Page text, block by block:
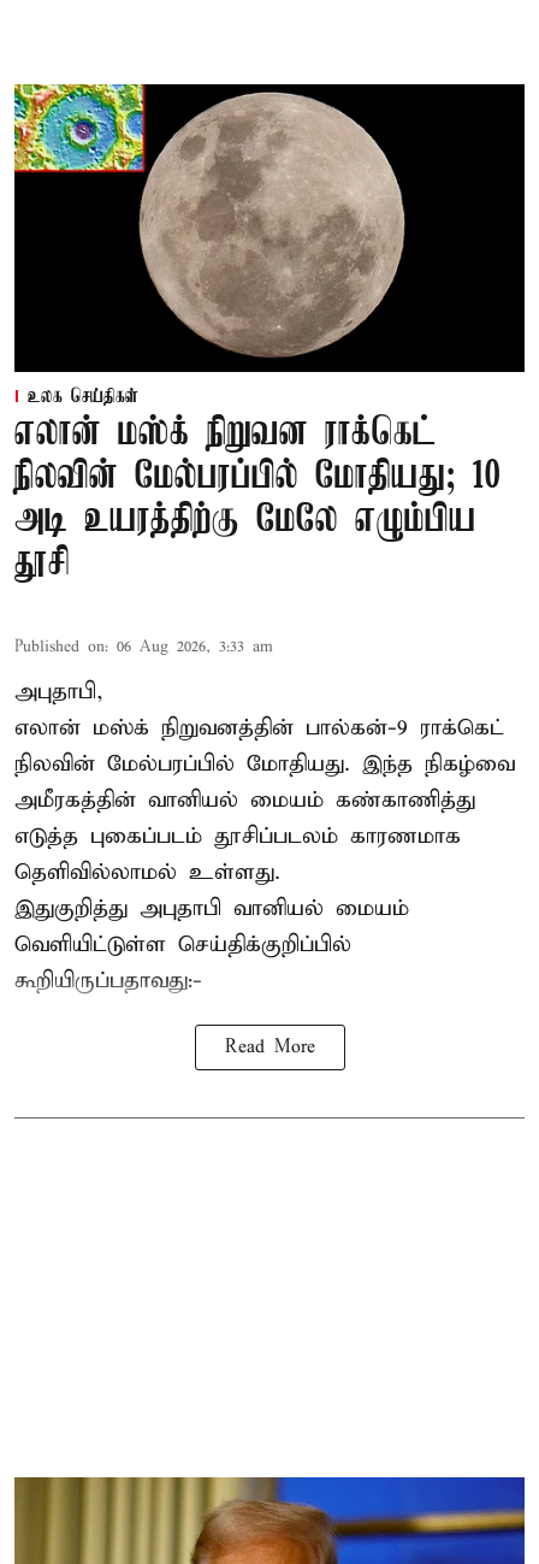
உலக செய்திகள்
எலான் மஸ்க் நிறுவன ராக்கெட்
நிலவின் மேல்பரப்பில் மோதியது; 10
அடி உயரத்திற்கு மேலே எழும்பிய
தூசி
Published on: 06 Aug 2026, 3:33 am
அபுதாபி,
எலான் மஸ்க் நிறுவனத்தின் பால்கன்-9 ராக்கெட்
நிலவின் மேல்பரப்பில் மோதியது. இந்த நிகழ்வை
அமீரகத்தின் வானியல் மையம் கண்காணித்து
எடுத்த புகைப்படம் தூசிப்படலம் காரணமாக
தெளிவில்லாமல் உள்ளது.
இதுகுறித்து அபுதாபி வானியல் மையம்
வெளியிட்டுள்ள செய்திக்குறிப்பில்
கூறியிருப்பதாவது:-
Read More